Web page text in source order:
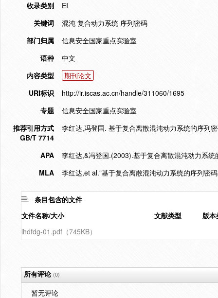
收录类别
EI
关键词
混沌 复合动力系统 序列密码
部门归属
信息安全国家重点实验室
语种
中文
内容类型
期刊论文
URI标识
http://ir.iscas.ac.cn/handle/311060/1695
专题
信息安全国家重点实验室
推荐引用方式
GB/T 7714
李红达,冯登国. 基于复合离散混沌动力系统的序列
APA
李红达,&冯登国.(2003).基于复合离散混沌动力系统
MLA
李红达,et al."基于复合离散混沌动力系统的序列密
条目包含的文件
文件名称/大小
文献类型
版本
lhdfdg-01.pdf（745KB）
所有评论(0)
暂无评论